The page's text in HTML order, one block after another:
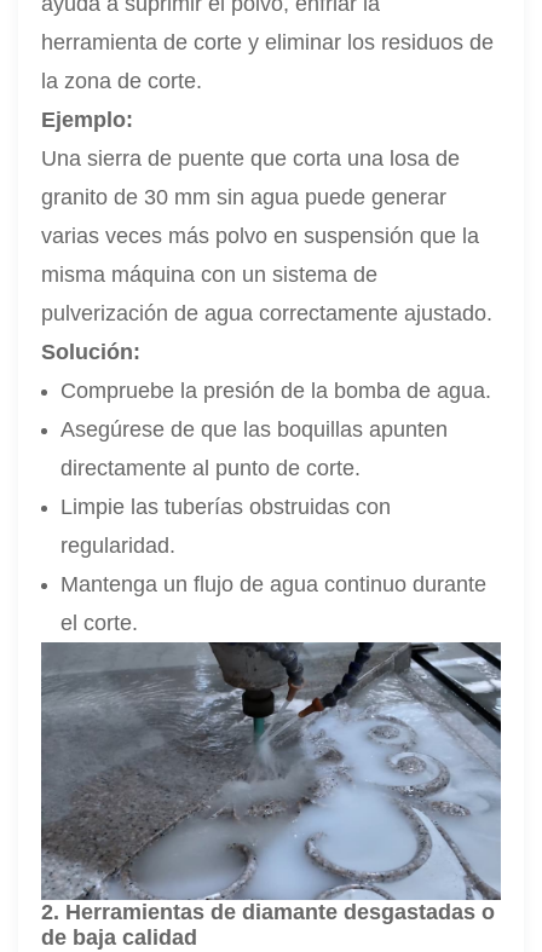
herramienta de corte y eliminar los residuos de
la zona de corte.
Ejemplo:
Una sierra de puente que corta una losa de
granito de 30 mm sin agua puede generar
varias veces más polvo en suspensión que la
misma máquina con un sistema de
pulverización de agua correctamente ajustado.
Solución:
Compruebe la presión de la bomba de agua.
Asegúrese de que las boquillas apunten
directamente al punto de corte.
Limpie las tuberías obstruidas con
regularidad.
Mantenga un flujo de agua continuo durante
el corte.
2. Herramientas de diamante desgastadas o
de baja calidad